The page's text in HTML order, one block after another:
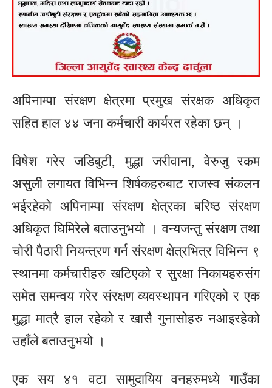
अपिनाम्पा संरक्षण क्षेत्रमा प्रमुख संरक्षक अधिकृत
सहित हाल ४४ जना कर्मचारी कार्यरत रहेका छन् ।
विषेश गरेर जडिबुटी, मुद्धा जरीवाना, वेरुजु रकम
असुली लगायत विभिन्न शिर्षकहरुबाट राजस्व संकलन
भईरहेको अपिनाम्पा संरक्षण क्षेत्रका बरिष्ठ संरक्षण
अधिकृत घिमिरेले बताउनुभयो । वन्यजन्तु संरक्षण तथा
चोरी पैठारी नियन्त्रण गर्न संरक्षण क्षेत्रभित्र विभिन्न ९
स्थानमा कर्मचारीहरु खटिएको र सुरक्षा निकायहरुसंग
समेत समन्वय गरेर संरक्षण व्यवस्थापन गरिएको र एक
मुद्धा मात्रै हाल रहेको र खासै गुनासोहरु नआइरहेको
उहाँले बताउनुभयो ।
एक सय ४१ वटा सामुदायिय वनहरुमध्ये गाउँका